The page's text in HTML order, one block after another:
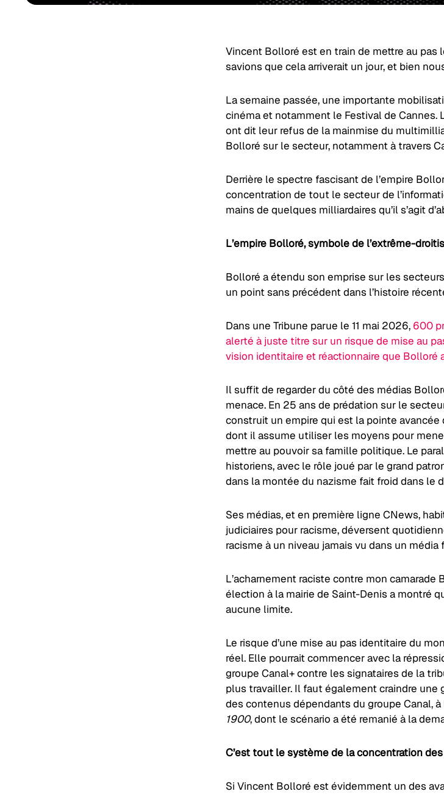
Vincent Bolloré est en train de mettre au pas
savions que cela arriverait un jour, et bien
La semaine passée, une importante
cinéma et notamment le Festival de Cannes.
ont dit leur refus de la mainmise du
Bolloré sur le secteur, notamment à travers
Derrière le spectre fascisant de l’empire
concentration de tout le secteur de
mains de quelques milliardaires qu’il s’agit
L’empire Bolloré, symbole de l’extrême-
Bolloré a étendu son emprise sur les
un point sans précédent dans l’histoire
Dans une Tribune parue le 11 mai 2026, 600
alerté à juste titre sur un risque de mise au
vision identitaire et réactionnaire que Bolloré
Il suffit de regarder du côté des médias
menace. En 25 ans de prédation sur le
construit un empire qui est la pointe avancée
dont il assume utiliser les moyens pour
mettre au pouvoir sa famille politique. Le
historiens, avec le rôle joué par le grand
dans la montée du nazisme fait froid dans le
Ses médias, et en première ligne CNews,
judiciaires pour racisme, déversent
racisme à un niveau jamais vu dans un
L’acharnement raciste contre mon camarade
élection à la mairie de Saint-Denis a montré
aucune limite.
Le risque d’une mise au pas identitaire du
réel. Elle pourrait commencer avec la
groupe Canal+ contre les signataires de la
plus travailler. Il faut également craindre une
des contenus dépendants du groupe Canal, à
1900, dont le scénario a été remanié à la
C’est tout le système de la concentration
Si Vincent Bolloré est évidemment un des